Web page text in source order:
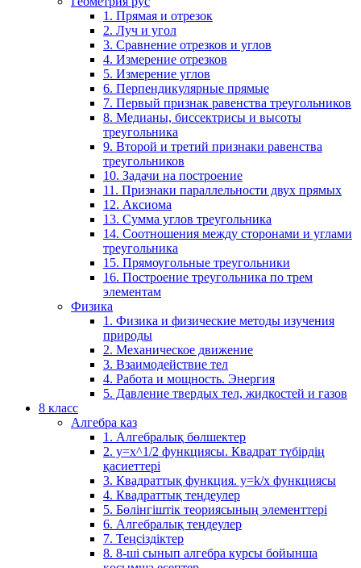
1. Прямая и отрезок
2. Луч и угол
3. Сравнение отрезков и углов
4. Измерение отрезков
5. Измерение углов
6. Перпендикулярные прямые
7. Первый признак равенства треугольников
8. Медианы, биссектрисы и высоты
треугольника
9. Второй и третий признаки равенства
треугольников
10. Задачи на построение
11. Признаки параллельности двух прямых
12. Аксиома
13. Сумма углов треугольника
14. Соотношения между сторонами и углами
треугольника
15. Прямоугольные треугольники
16. Построение треугольника по трем
элементам
Физика
1. Физика и физические методы изучения
природы
2. Механическое движение
3. Взаимодействие тел
4. Работа и мощность. Энергия
5. Давление твердых тел, жидкостей и газов
8 класс
Алгебра каз
1. Алгебралық бөлшектер
2. у=х^1/2 функциясы. Квадрат түбірдің
қасиеттері
3. Квадраттық функция. у=k/x функциясы
4. Квадраттық теңдеулер
5. Бөлінгіштік теориясының элементтері
6. Алгебралық теңдеулер
7. Теңсіздіктер
8. 8-ші сынып алгебра курсы бойынша